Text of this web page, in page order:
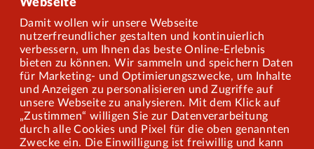
Webseite
Damit wollen wir unsere Webseite
nutzerfreundlicher gestalten und kontinuierlich
verbessern, um Ihnen das beste Online-Erlebnis
bieten zu können. Wir sammeln und speichern Daten
für Marketing- und Optimierungszwecke, um Inhalte
und Anzeigen zu personalisieren und Zugriffe auf
unsere Webseite zu analysieren. Mit dem Klick auf
„Zustimmen“ willigen Sie zur Datenverarbeitung
durch alle Cookies und Pixel für die oben genannten
Zwecke ein. Die Einwilligung ist freiwillig und kann
Über uns
Karriere
Presse
Mitarbeiterportal